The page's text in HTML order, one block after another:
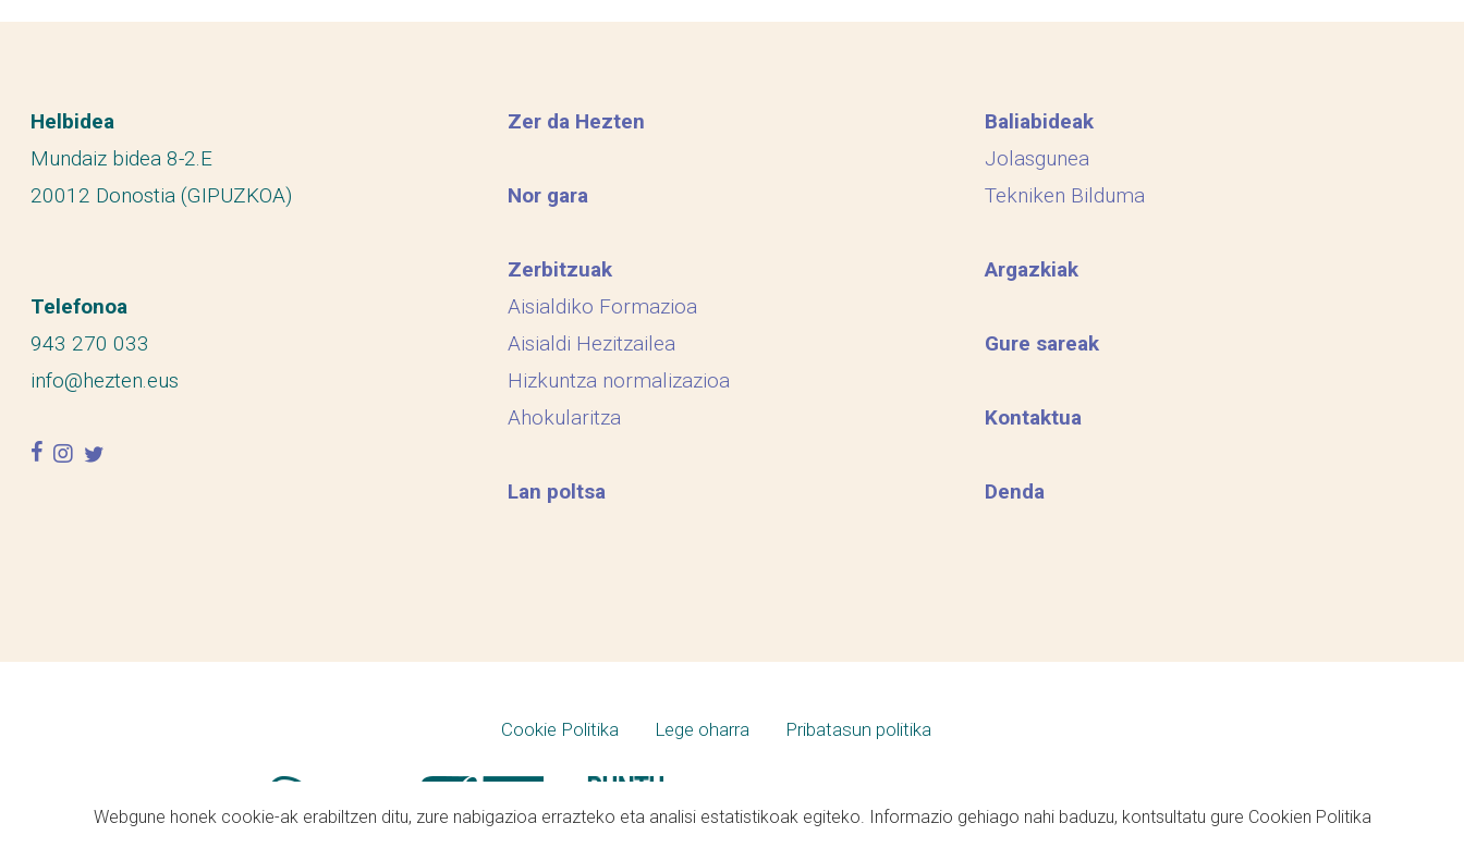
Helbidea
Mundaiz bidea 8-2.E
20012 Donostia (GIPUZKOA)
Telefonoa
943 270 033
info@hezten.eus
facebook
instagram
twitter
Zer da Hezten
Nor gara
Zerbitzuak
Aisialdiko Formazioa
Aisialdi Hezitzailea
Hizkuntza normalizazioa
Ahokularitza
Lan poltsa
Baliabideak
Jolasgunea
Tekniken Bilduma
Argazkiak
Gure sareak
Kontaktua
Denda
Cookie Politika Lege oharra Pribatasun politika
Webgune honek cookie-ak erabiltzen ditu, zure nabigazioa errazteko eta analisi estatistikoak egiteko. Informazio gehiago nahi baduzu, kontsultatu gure Cookien Politika